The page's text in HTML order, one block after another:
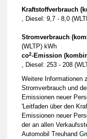
Kraftstoffverbrauch
, Diesel: 9,7 - 8,0
Stromverbrauch
(WLTP) kWh
co2-Emission
, Diesel: 253 - 208
Weitere Informationen
Stromverbrauch und
Emissionen neuer
'Leitfaden über den
Emissionen neuer
der an allen
Automobil Treuhand